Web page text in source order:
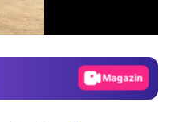
Video